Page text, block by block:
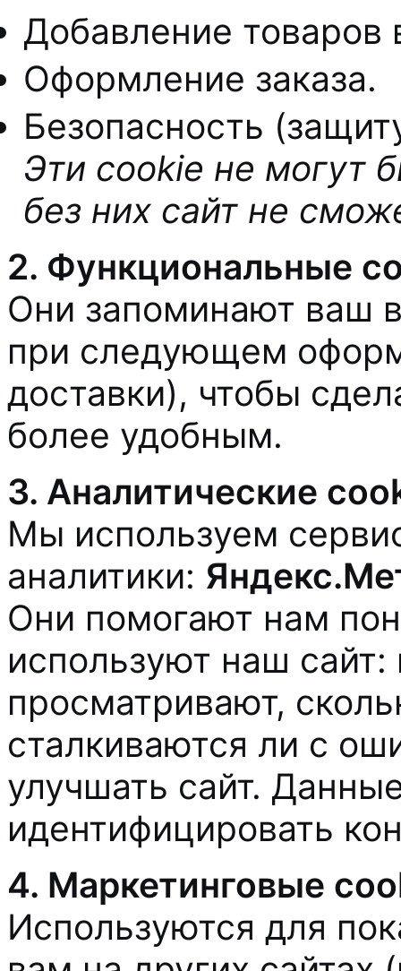
Добавление товаров
Оформление заказа.
Безопасность
Эти cookie не могут
без них сайт не
2. Функциональные
Они запоминают ваш
при следующем
доставки), чтобы
более удобным.
3. Аналитические
Мы используем
аналитики:
Они помогают нам
используют наш
просматривают,
сталкиваются ли с
улучшать сайт.
идентифицировать
4. Маркетинговые
Используются для